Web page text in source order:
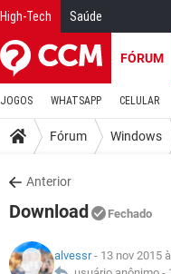
High-Tech Saúde
FÓRUM
JOGOS WHATSAPP CELULAR
Fórum Windows
Anterior
Download Fechado
alvessr- 13 nov 2015